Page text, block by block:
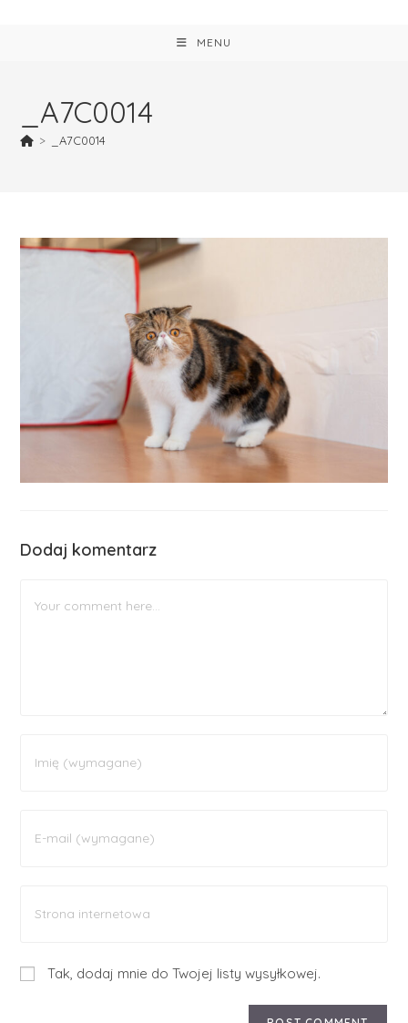
MENU
_A7C0014
> _A7C0014
Dodaj komentarz
Tak, dodaj mnie do Twojej listy wysyłkowej.